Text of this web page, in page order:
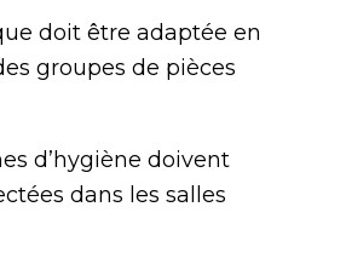
doit être adaptée en
groupes de pièces
d’hygiène doivent
dans les salles